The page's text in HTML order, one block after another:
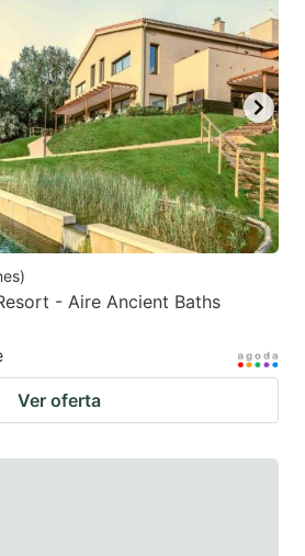
)
- Aire Ancient Baths
Ver oferta